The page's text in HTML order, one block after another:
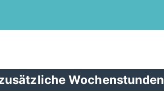
Wochenstunden